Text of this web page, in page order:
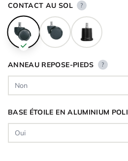
CONTACT AU SOL ?
ANNEAU REPOSE-PIEDS ?
BASE ÉTOILE EN ALUMINIUM POLI